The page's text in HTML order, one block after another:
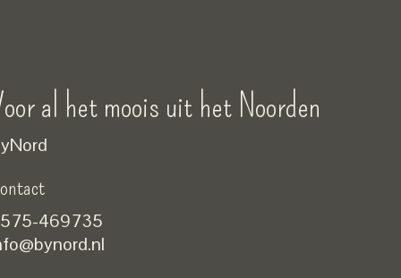
al het moois uit het Noorden
469735